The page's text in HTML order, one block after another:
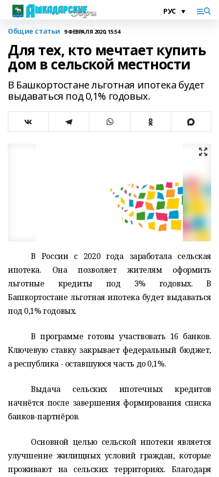
Общие статьи 9 ФЕВРАЛЯ 2020, 15:54
Для тех, кто мечтает купить
дом в сельской местности
В Башкортостане льготная ипотека будет
выдаваться под 0,1% годовых.
В России с 2020 года заработала сельская
ипотека. Она позволяет жителям оформить
льготные кредиты под 3% годовых. В
Башкортостане льготная ипотека будет выдаваться
под 0,1% годовых.
В программе готовы участвовать 16 банков.
Ключевую ставку закрывает федеральный бюджет,
а республика - оставшуюся часть до 0,1%.
Выдача сельских ипотечных кредитов
начнётся после завершения формирования списка
банков-партнёров.
Основной целью сельской ипотеки является
улучшение жилищных условий граждан, которые
проживают на сельских территориях. Благодаря